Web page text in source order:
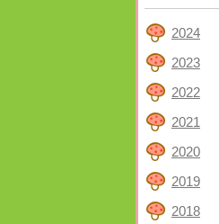
2024
2023
2022
2021
2020
2019
2018